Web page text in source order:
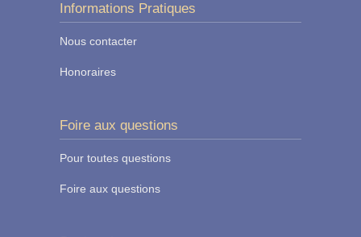
Informations Pratiques
Nous contacter
Honoraires
Foire aux questions
Pour toutes questions
Foire aux questions